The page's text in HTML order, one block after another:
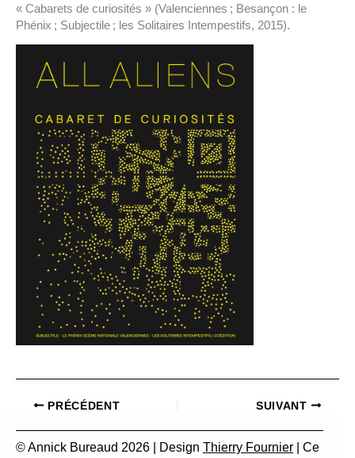
« Cabarets de curiosités » (Valenciennes ; Besançon : le
Phénix ; Subjectile ; les Solitaires Intempestifs, 2015).
PRÉCÉDENT SUIVANT
© Annick Bureaud 2026 | Design Thierry Fournier | Ce